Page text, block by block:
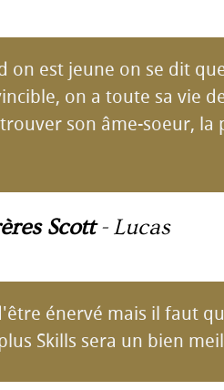
on est jeune on se dit
on a toute sa vie
son âme-soeur, la
Scott- Lucas
énervé mais il faut
Skills sera un bien